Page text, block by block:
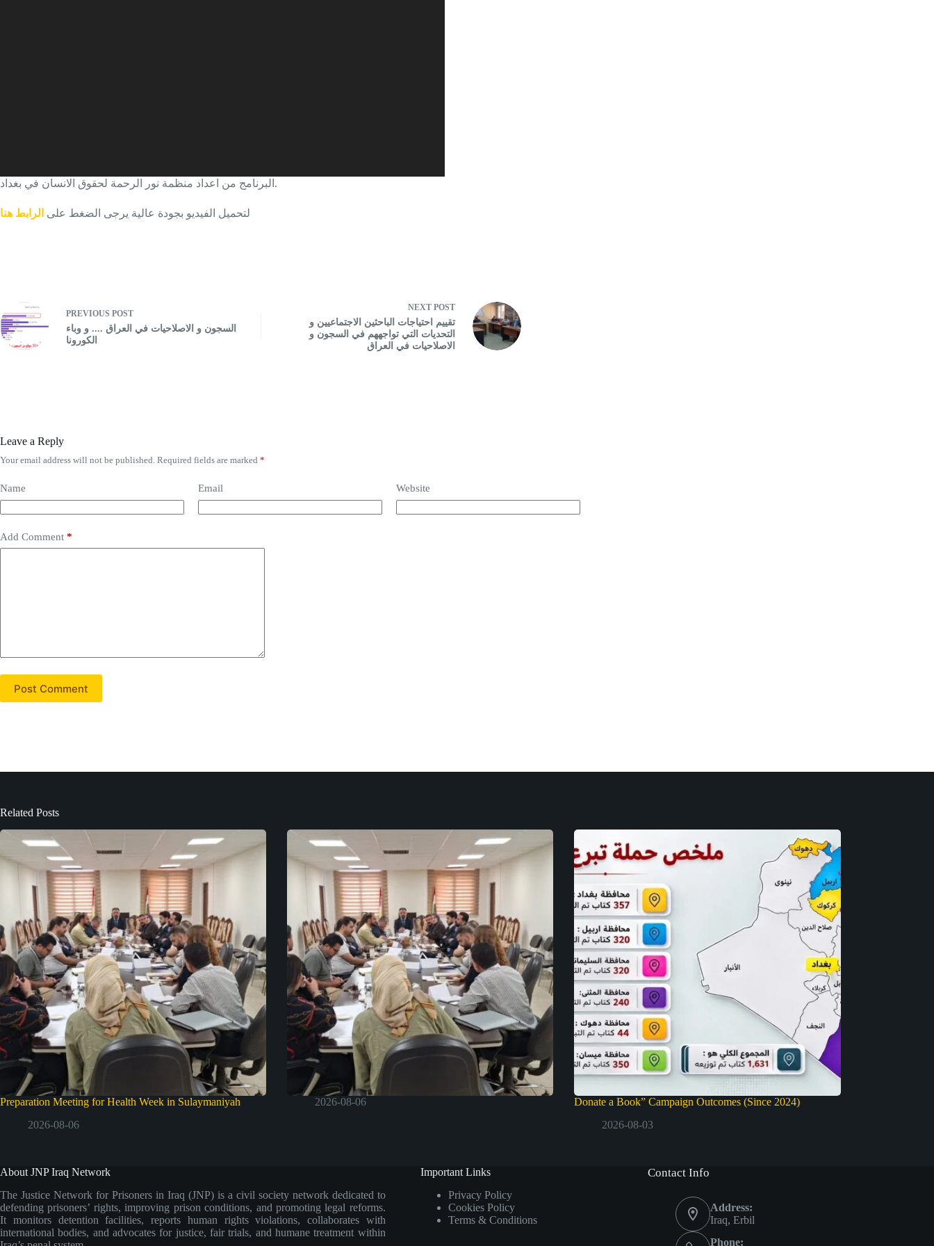
البرنامج من اعداد منظمة نور الرحمة لحقوق الانسان في بغداد.
لتحميل الفيديو بجودة عالية يرجى الضغط على الرابط هنا
PREVIOUS POST
السجون و الاصلاحيات في العراق .... و وباء
الكورونا
NEXT POST
تقييم احتياجات الباحثين الاجتماعيين و
التحديات التي تواجههم في السجون و
الاصلاحيات في العراق
Leave a Reply
Your email address will not be published. Required fields are marked *
Name Email Website
Add Comment *
Post Comment
Related Posts
Preparation Meeting for Health Week in Sulaymaniyah
2026-08-06
2026-08-06
Donate a Book” Campaign Outcomes (Since 2024)
2026-08-03
About JNP Iraq Network
The Justice Network for Prisoners in Iraq (JNP) is a civil society network dedicated to
defending prisoners’ rights, improving prison conditions, and promoting legal reforms.
It monitors detention facilities, reports human rights violations, collaborates with
international bodies, and advocates for justice, fair trials, and humane treatment within
Important Links
Privacy Policy
Cookies Policy
Terms & Conditions
Contact Info
Address:
Iraq, Erbil
Phone: